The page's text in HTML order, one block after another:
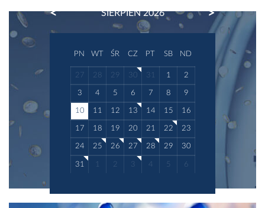
SIERPIEŃ 2026
PREVIOUS NEXT
PN WT ŚR CZ PT SB ND
27 28 29 30 31 1 2
3 4 5 6 7 8 9
10 11 12 13 14 15 16
17 18 19 20 21 22 23
24 25 26 27 28 29 30
31 1 2 3 4 5 6